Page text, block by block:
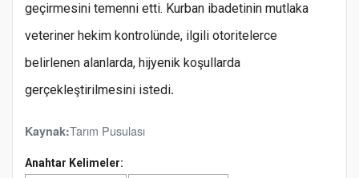
geçirmesini temenni etti. Kurban ibadetinin mutlaka
veteriner hekim kontrolünde, ilgili otoritelerce
belirlenen alanlarda, hijyenik koşullarda
gerçekleştirilmesini istedi.
Kaynak:Tarım Pusulası
Anahtar Kelimeler: